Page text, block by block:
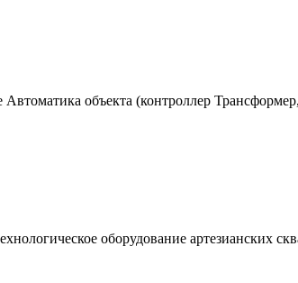
объекта (контроллер
оборудование артезианских